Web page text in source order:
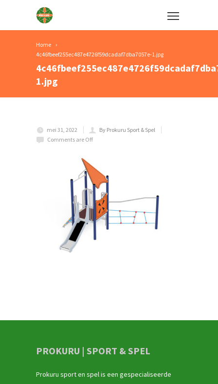
Home
4c46fbeef255ec487e4726f59dcadaf7dba7057e-1.jpg
1.jpg
mei 31, 2022
By Prokuru Sport & Spel
Comments are Off
PROKURU | SPORT & SPEL
Prokuru sport en spel is een gespecialiseerde